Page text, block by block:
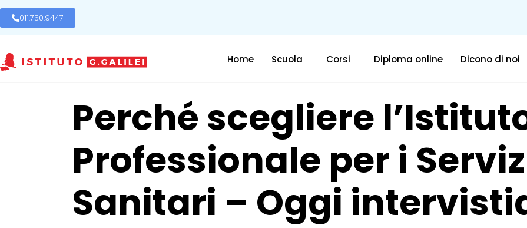
011.750.9447
Home Scuola Corsi Diploma online Dicono di noi
Perché scegliere
Professionale per i
Sanitari – Oggi